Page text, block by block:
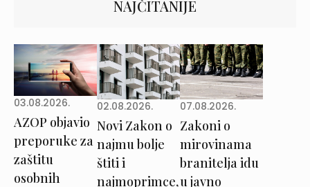
NAJČITANIJE
03.08.2026.
AZOP objavio
preporuke za
zaštitu
osobnih
02.08.2026.
Novi Zakon o
najmu bolje
štiti i
najmoprimce,
07.08.2026.
Zakoni o
mirovinama
branitelja idu
u javno